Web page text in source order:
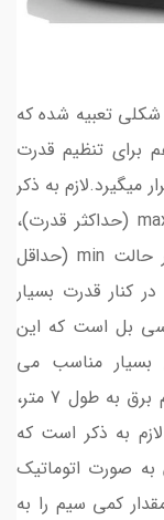
تعبیه شده که
تنظیم قدرت
به ذکر
است که این قدرت مکش در حالت های max (حداکثر قدرت)،
حالت پارکت، حالت فرش، حالت مبل و در حالت min (حداقل
قدرت) قابل تنظیم است.مدل BGLS482200 در کنار قدرت بسیار
دارای صدای بسیار کم به اندازه 76 دسی بل است که این
مناسب می
باشد.این محصول بوش با بهره مندی از سیم برق به طول 7 متر،
لازم به ذکر است که
صورت اتوماتیک
کمی سیم را به